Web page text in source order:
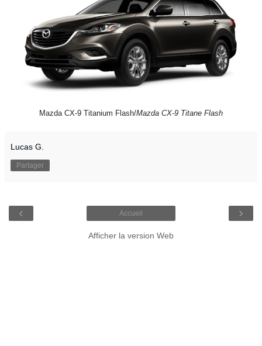
Mazda CX-9 Titanium Flash/Mazda CX-9 Titane Flash
Lucas G.
Partager
‹ ›
Accueil
Afficher la version Web